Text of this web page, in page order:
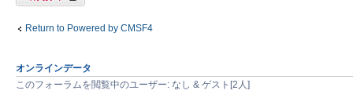
Return to Powered by CMSF4
オンラインデータ
このフォーラムを閲覧中のユーザー: なし & ゲスト[2人]